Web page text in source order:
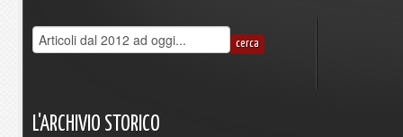
L'ARCHIVIO STORICO